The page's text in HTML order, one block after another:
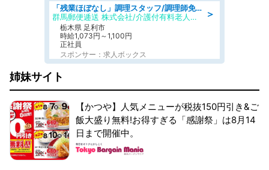
＞
「残業ほぼなし」調理スタッフ/調理師免許必須/正職員/日勤のみ/介護付き有料老人ホーム/社会保障完備
群馬郵便逓送 株式会社/介護付有料老人ホーム ふる里
栃木県 足利市
時給1,073円～1,100円
正社員
スポンサー：求人ボックス
姉妹サイト
【かつや】人気メニューが税抜150円引き&ご
飯大盛り無料!お得すぎる「感謝祭」は8月14
日まで開催中。